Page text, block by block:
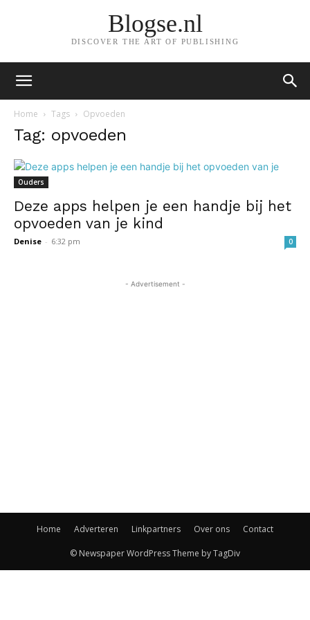
Blogse.nl
DISCOVER THE ART OF PUBLISHING
Home Tags Opvoeden
Tag: opvoeden
Ouders
Deze apps helpen je een handje bij het
opvoeden van je kind
Denise - 6:32 pm 0
- Advertisement -
Home Adverteren Linkpartners Over ons Contact
© Newspaper WordPress Theme by TagDiv